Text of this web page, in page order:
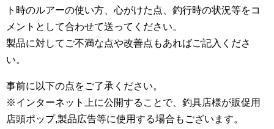
ト時のルアーの使い方、心がけた点、釣行時の状況等をコ
メントとして合わせて送ってください。
製品に対してご不満な点や改善点もあればご記入くださ
い。
事前に以下の点をご了承ください。
※インターネット上に公開することで、釣具店様が販促用
店頭ポップ,製品広告等に使用する場合もございます。